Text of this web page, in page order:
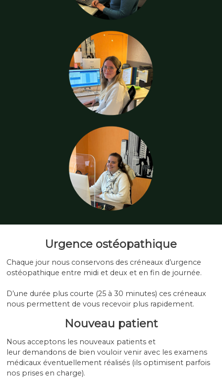
Urgence ostéopathique
Chaque jour nous conservons des créneaux d’urgence
ostéopathique entre midi et deux et en fin de journée.
D’une durée plus courte (25 à 30 minutes) ces créneaux
nous permettent de vous recevoir plus rapidement.
Nouveau patient
Nous acceptons les nouveaux patients et
leur demandons de bien vouloir venir avec les examens
médicaux éventuellement réalisés (ils optimisent parfois
nos prises en charge).